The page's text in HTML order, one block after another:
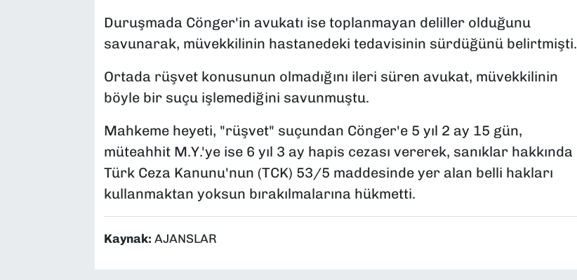
Duruşmada Cönger'in avukatı ise toplanmayan deliller olduğunu
savunarak, müvekkilinin hastanedeki tedavisinin sürdüğünü belirtmişti.
Ortada rüşvet konusunun olmadığını ileri süren avukat, müvekkilinin
böyle bir suçu işlemediğini savunmuştu.
Mahkeme heyeti, "rüşvet" suçundan Cönger'e 5 yıl 2 ay 15 gün,
müteahhit M.Y.'ye ise 6 yıl 3 ay hapis cezası vererek, sanıklar hakkında
Türk Ceza Kanunu'nun (TCK) 53/5 maddesinde yer alan belli hakları
kullanmaktan yoksun bırakılmalarına hükmetti.
Kaynak: AJANSLAR